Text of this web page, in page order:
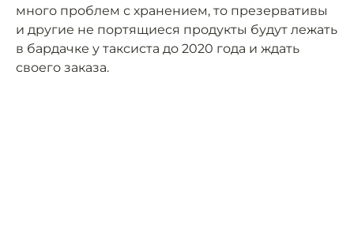
много проблем с хранением, то презервативы
и другие не портящиеся продукты будут лежать
в бардачке у таксиста до 2020 года и ждать
своего заказа.